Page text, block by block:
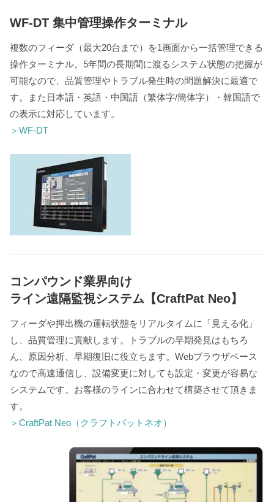
WF-DT 集中管理操作ターミナル
複数のフィーダ（最大20台まで）を1画面から一括管理できる
操作ターミナル。5年間の長期間に渡るシステム状態の把握が
可能なので、品質管理やトラブル発生時の問題解決に最適で
す。また日本語・英語・中国語（繁体字/簡体字）・韓国語で
の表示に対応しています。
＞WF-DT
コンパウンド業界向け
ライン遠隔監視システム【CraftPat Neo】
フィーダや押出機の運転状態をリアルタイムに「見える化」
し、品質管理に貢献します。トラブルの早期発見はもちろ
ん、原因分析、早期復旧に役立ちます。Webブラウザベース
なので高速通信し、設備変更に対しても設定・変更が容易な
システムです。お客様のラインに合わせて構築させて頂きま
す。
＞CraftPat Neo（クラフトパットネオ）